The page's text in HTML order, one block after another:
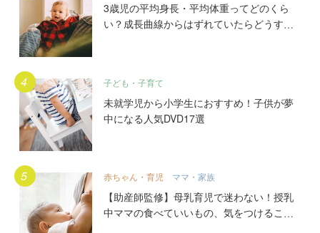
3歳児の平均身長・平均体重ってどのくら
い？成長曲線からはずれていたらどうす
子ども・子育て
未就学児から小学生におすすめ！子供が夢
中になる人気DVD17選
赤ちゃん・育児 ママ・家族
【助産師監修】母乳育児で迷わない！授乳
中ママの食べていいもの、気をつけること